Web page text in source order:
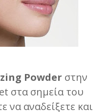
Powder στην
στα σημεία του
αναδείξετε και